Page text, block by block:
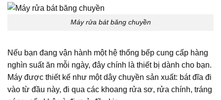
Máy rửa bát băng chuyền
Nếu bạn đang vận hành một hệ thống bếp cung cấp hàng
nghìn suất ăn mỗi ngày, đây chính là thiết bị dành cho bạn.
Máy được thiết kế như một dây chuyền sản xuất: bát đĩa đi
vào từ đầu này, đi qua các khoang rửa sơ, rửa chính, tráng